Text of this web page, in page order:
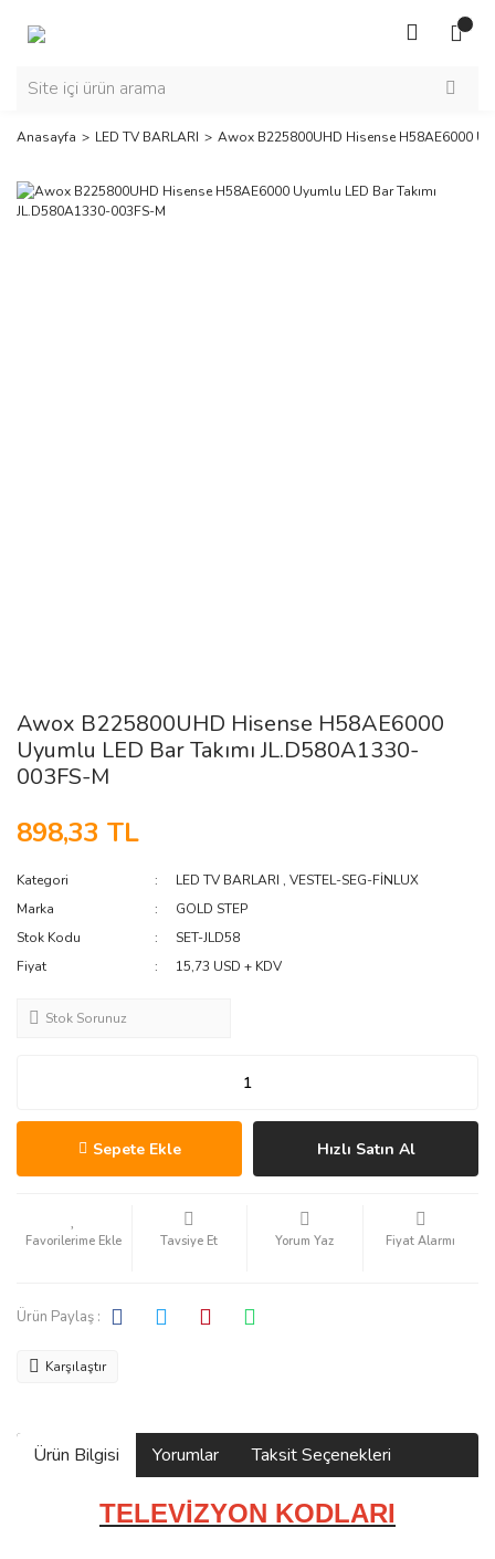
Anasayfa LED TV BARLARI Awox B225800UHD Hisense H58AE6000
Awox B225800UHD Hisense H58AE6000
Uyumlu LED Bar Takımı JL.D580A1330-
003FS-M
898,33 TL
Kategori LED TV BARLARI ,VESTEL-SEG-FİNLUX
Marka
GOLD STEP
Stok Kodu
SET-JLD58
Fiyat
15,73 USD + KDV
Stok Sorunuz
Sepete Ekle Hızlı Satın Al
Tavsiye Et Yorum Yaz Fiyat Alarmı
Ürün Paylaş :
Karşılaştır
Ürün Bilgisi Yorumlar Taksit Seçenekleri
TELEVİZYON KODLARI